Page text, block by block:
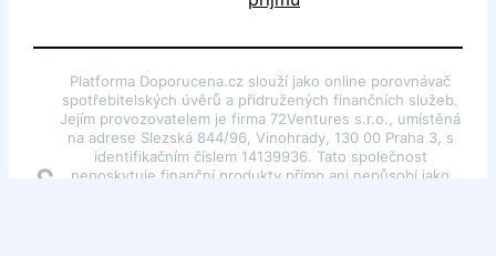
§
Platforma Doporucena.cz slouží jako online porovnávač
spotřebitelských úvěrů a přidružených finančních služeb.
Jejím provozovatelem je firma 72Ventures s.r.o., umístěná
na adrese Slezská 844/96, Vinohrady, 130 00 Praha 3, s
identifikačním číslem 14139936. Tato společnost
neposkytuje finanční produkty přímo ani nepůsobí jako